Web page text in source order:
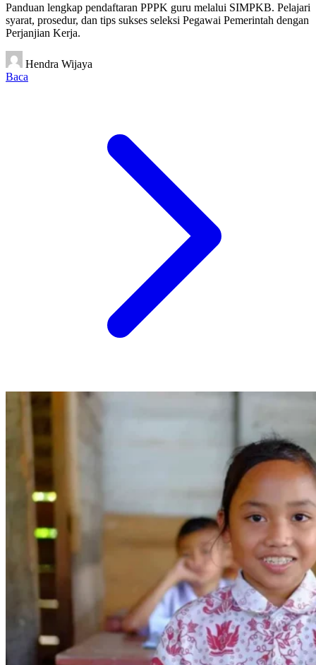
Panduan lengkap pendaftaran PPPK guru melalui SIMPKB. Pelajari
syarat, prosedur, dan tips sukses seleksi Pegawai Pemerintah dengan
Perjanjian Kerja.
Hendra Wijaya
Baca